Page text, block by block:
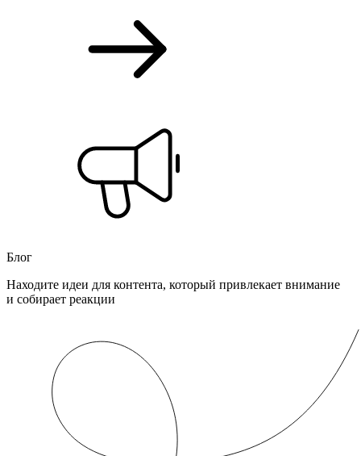
Блог
Находите идеи для контента, который привлекает внимание
и собирает реакции